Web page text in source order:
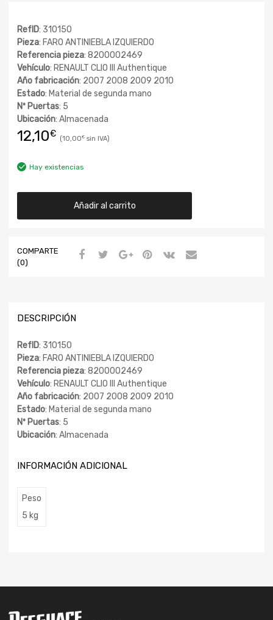
RefID: 310150
Pieza: FARO ANTINIEBLA IZQUIERDO
Referencia pieza: 8200002469
Vehículo: RENAULT CLIO III Authentique
Año fabricación: 2007 2008 2009 2010
Estado: Material de segunda mano
Nº Puertas: 5
Ubicación: Almacenada
12,10€ 10,00€
Hay existencias
Añadir al carrito
COMPARTE
(0)
DESCRIPCIÓN
RefID: 310150
Pieza: FARO ANTINIEBLA IZQUIERDO
Referencia pieza: 8200002469
Vehículo: RENAULT CLIO III Authentique
Año fabricación: 2007 2008 2009 2010
Estado: Material de segunda mano
Nº Puertas: 5
Ubicación: Almacenada
INFORMACIÓN ADICIONAL
Peso
5 kg